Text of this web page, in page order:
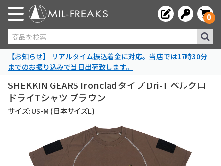
商品を検索
0
【お知らせ】 リアルタイム振込着金に対応。当店では17時30分
までのお振り込みで当日出荷致します。
SHEKKIN GEARS Ironcladタイプ Dri-T ベルクロ
ドライTシャツ ブラウン
サイズ:US-M (日本サイズL)